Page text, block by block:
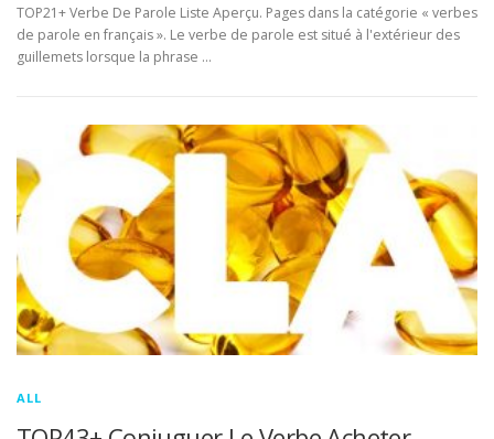
TOP21+ Verbe De Parole Liste Aperçu. Pages dans la catégorie « verbes
de parole en français ». Le verbe de parole est situé à l'extérieur des
guillemets lorsque la phrase …
ALL